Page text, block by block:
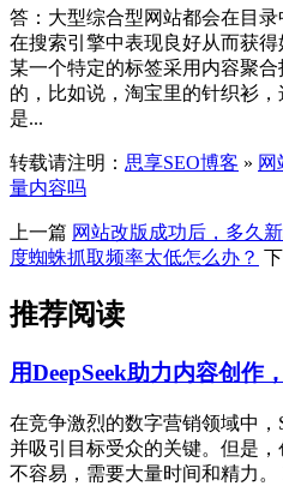
答：大型综合型网站都会在目
在搜索引擎中表现良好从而获
某一个特定的标签采用内容聚
的，比如说，淘宝里的针织衫
是...
转载请注明： 思享SEO博客 » 网
量内容吗
上一篇 网站改版成功后，多久
度蜘蛛抓取频率太低怎么办？
推荐阅读
用DeepSeek助力内容创作
在竞争激烈的数字营销领域中
并吸引目标受众的关键。但是
不容易，需要大量时间和精力。